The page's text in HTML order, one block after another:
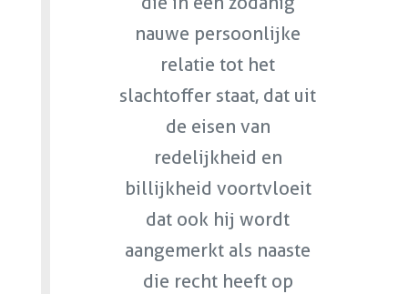
nauwe persoonlijke
relatie tot het
slachtoffer staat, dat uit
de eisen van
redelijkheid en
billijkheid voortvloeit
dat ook hij wordt
aangemerkt als naaste
die recht heeft op